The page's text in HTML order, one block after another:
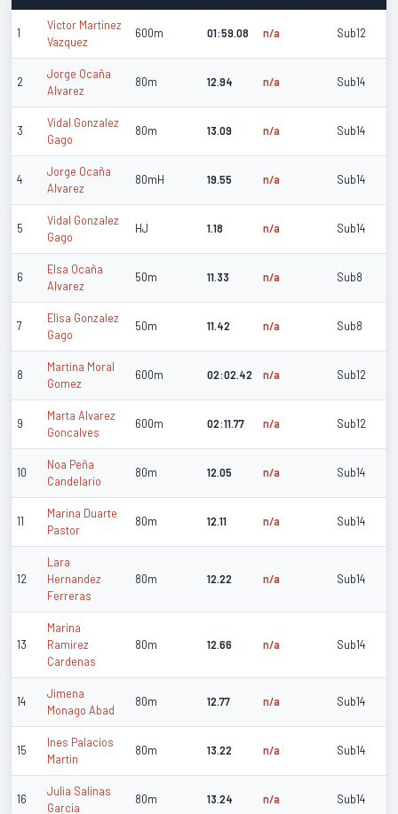
1
Victor Martinez
Vazquez
600m 01:59.08 n/a Sub12
2
Jorge Ocaña
Alvarez
80m 12.94 n/a Sub14
3
Vidal Gonzalez
Gago
80m 13.09 n/a Sub14
4
Jorge Ocaña
Alvarez
80mH 19.55 n/a Sub14
5
Vidal Gonzalez
Gago
HJ 1.18 n/a Sub14
6
Elsa Ocaña
Alvarez
50m 11.33 n/a Sub8
7
Elisa Gonzalez
Gago
50m 11.42 n/a Sub8
8
Martina Moral
Gomez
600m 02:02.42 n/a Sub12
9
Marta Alvarez
Goncalves
600m 02:11.77 n/a Sub12
10
Noa Peña
Candelario
80m 12.05 n/a Sub14
11
Marina Duarte
Pastor
80m 12.11 n/a Sub14
12
Lara
Hernandez
Ferreras
80m 12.22 n/a Sub14
13
Marina
Ramirez
Cardenas
80m 12.66 n/a Sub14
14
Jimena
Monago Abad
80m 12.77 n/a Sub14
15
Ines Palacios
Martin
80m 13.22 n/a Sub14
16
Julia Salinas
Garcia
80m 13.24 n/a Sub14